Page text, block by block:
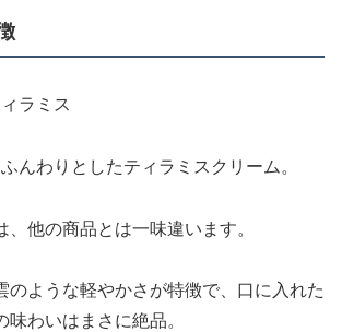
ラミス
んわりとしたティラミスクリーム。
、他の商品とは一味違います。
のような軽やかさが特徴で、口に入れた
わいはまさに絶品。